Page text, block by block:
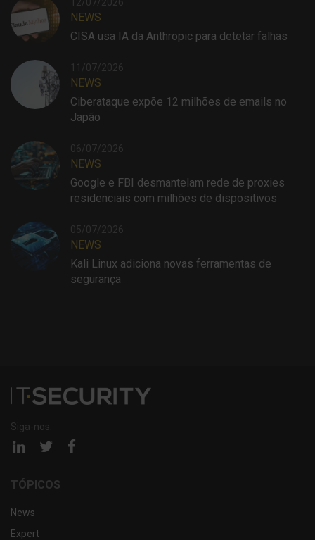
NEWS
CISA usa IA da Anthropic para detetar falhas
11/07/2026
NEWS
Ciberataque expõe 12 milhões de emails no
Japão
06/07/2026
NEWS
Google e FBI desmantelam rede de proxies
residenciais com milhões de dispositivos
05/07/2026
NEWS
Kali Linux adiciona novas ferramentas de
segurança
Siga-nos:
Página Página
TÓPICOS
News
Expert